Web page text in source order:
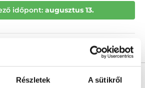
Részletek A sütikről
időpont: augusztus 13.
Profil
Szakál Tibor